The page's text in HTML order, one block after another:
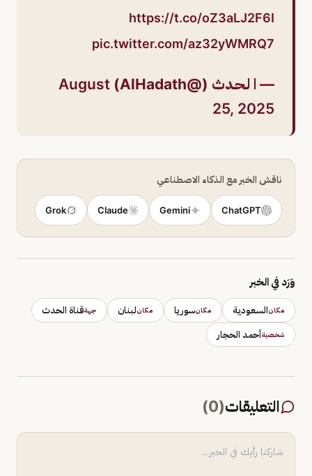
https://t.co/oZ3aLJ2F6I
pic.twitter.com/az32yWMRQ7
— ا لـحـدث (@AlHadath)
August
25, 2025
ناقش الخبر مع الذكاء الاصطناعي
ChatGPT
Gemini
Claude
Grok
وَرَد في الخبر
مكانالسعودية مكانسوريا مكانلبنان جهةقناة الحدث
شخصيةأحمد الحجار
التعليقات(
0
)